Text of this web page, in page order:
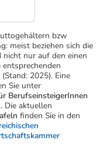
bzw
meist beziehen sich die
nur auf den einen
2025). Eine
Sie unter
BerufseinsteigerInnen
Die aktuellen
finden Sie in den